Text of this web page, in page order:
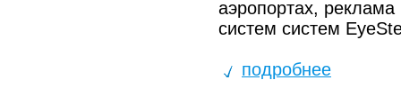
аэропортах,
систем систем
подробнее